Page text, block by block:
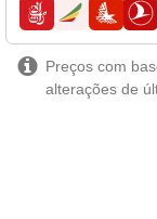
companhias
Preços com
alterações de